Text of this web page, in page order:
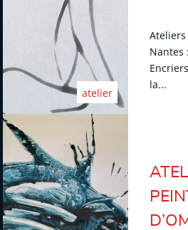
atelier
Ateliers
Nantes
la...